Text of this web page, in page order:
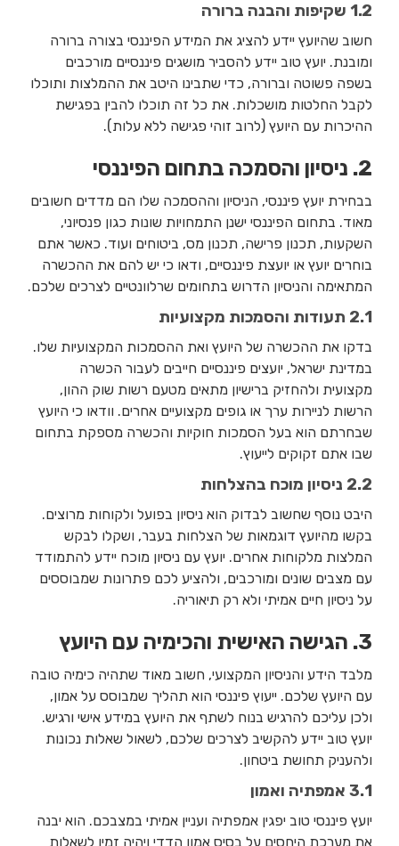
1.2 שקיפות והבנה ברורה
חשוב שהיועץ יידע להציג את המידע הפיננסי בצורה ברורה
ומובנת. יועץ טוב יידע להסביר מושגים פיננסיים מורכבים
בשפה פשוטה וברורה, כדי שתבינו היטב את ההמלצות ותוכלו
לקבל החלטות מושכלות. את כל זה תוכלו להבין בפגישת
ההיכרות עם היועץ (לרוב זוהי פגישה ללא עלות).
2. ניסיון והסמכה בתחום הפיננסי
בבחירת יועץ פיננסי, הניסיון וההסמכה שלו הם מדדים חשובים
מאוד. בתחום הפיננסי ישנן התמחויות שונות כגון פנסיוני,
השקעות, תכנון פרישה, תכנון מס, ביטוחים ועוד. כאשר אתם
בוחרים יועץ או יועצת פיננסיים, ודאו כי יש להם את ההכשרה
המתאימה והניסיון הדרוש בתחומים שרלוונטיים לצרכים שלכם.
2.1 תעודות והסמכות מקצועיות
בדקו את ההכשרה של היועץ ואת ההסמכות המקצועיות שלו.
במדינת ישראל, יועצים פיננסיים חייבים לעבור הכשרה
מקצועית ולהחזיק ברישיון מתאים מטעם רשות שוק ההון,
הרשות לניירות ערך או גופים מקצועיים אחרים. וודאו כי היועץ
שבחרתם הוא בעל הסמכות חוקיות והכשרה מספקת בתחום
שבו אתם זקוקים לייעוץ.
2.2 ניסיון מוכח בהצלחות
היבט נוסף שחשוב לבדוק הוא ניסיון בפועל ולקוחות מרוצים.
בקשו מהיועץ דוגמאות של הצלחות בעבר, ושקלו לבקש
המלצות מלקוחות אחרים. יועץ עם ניסיון מוכח יידע להתמודד
עם מצבים שונים ומורכבים, ולהציע לכם פתרונות שמבוססים
על ניסיון חיים אמיתי ולא רק תיאוריה.
3. הגישה האישית והכימיה עם היועץ
מלבד הידע והניסיון המקצועי, חשוב מאוד שתהיה כימיה טובה
עם היועץ שלכם. ייעוץ פיננסי הוא תהליך שמבוסס על אמון,
ולכן עליכם להרגיש בנוח לשתף את היועץ במידע אישי ורגיש.
יועץ טוב יידע להקשיב לצרכים שלכם, לשאול שאלות נכונות
ולהעניק תחושת ביטחון.
3.1 אמפתיה ואמון
יועץ פיננסי טוב יפגין אמפתיה ועניין אמיתי במצבכם. הוא יבנה
את מערכת היחסים על בסיס אמון הדדי ויהיה זמין לשאלות